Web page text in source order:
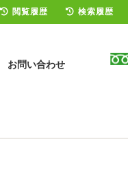
お問い合わせ
閲覧履歴 検索履歴